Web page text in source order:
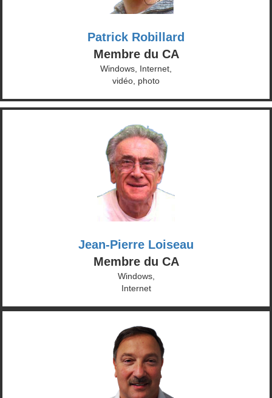
Patrick Robillard
Membre du CA
Windows, Internet,
vidéo, photo
Jean-Pierre Loiseau
Membre du CA
Windows,
Internet